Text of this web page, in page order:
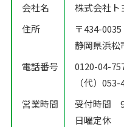
会社名
株式会社ト
住所
〒434-0035
静岡県浜松
電話番号
0120-04-
（代）
営業時間
受付時間
日曜定休